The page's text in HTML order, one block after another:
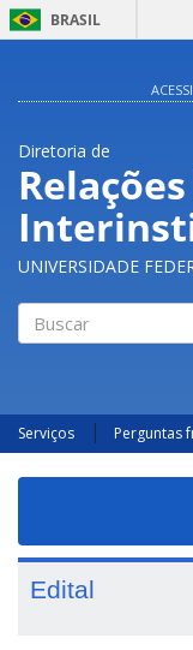
BRASIL
Diretoria de
UNIVERSIDADE
Serviços Perguntas
Edital